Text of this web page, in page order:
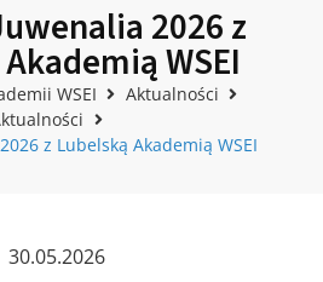
2026 z
WSEI
WSEI
Aktualności
z Lubelską Akademią WSEI
30.05.2026